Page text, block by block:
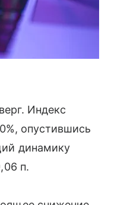
Индекс
опустившись
динамику
п.